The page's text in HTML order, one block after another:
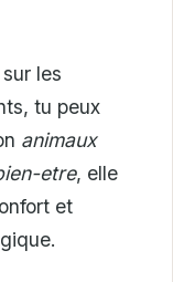
les
tu peux
animaux
etre, elle
et